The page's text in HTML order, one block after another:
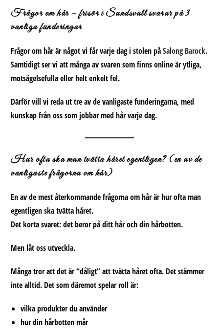
Frågor om hår – frisör i Sundsvall svarar på 3
vanliga funderingar
Frågor om hårär något vi får varje dag i stolen påSalong Barock.
Samtidigt ser vi att många av svaren som finns online är ytliga,
motsägelsefulla eller helt enkelt fel.
Därför vill vi reda ut tre av de vanligaste funderingarna, med
kunskap från oss som jobbar med hår varje dag.
Hur ofta ska man tvätta håret egentligen? (en av de
vanligaste frågorna om hår)
En av de mest återkommandefrågorna om hårär hur ofta man
egentligen ska tvätta håret.
Det korta svaret:det beror på ditt hår och din hårbotten.
Men låt oss utveckla.
Många tror att det är “dåligt” att tvätta håret ofta. Det stämmer
inte alltid. Det som däremot spelar roll är:
vilka produkter du använder
hur din hårbotten mår